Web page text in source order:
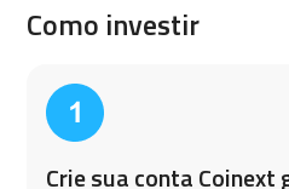
Como investir
Crie sua conta